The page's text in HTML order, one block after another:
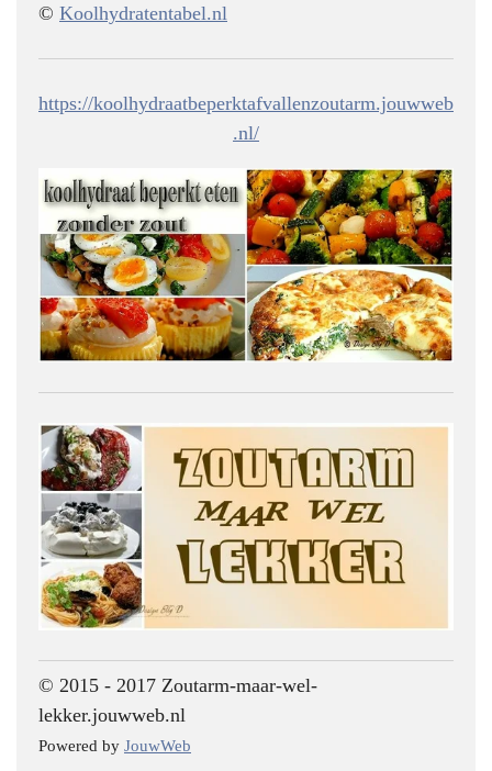
© Koolhydratentabel.nl
https://koolhydraatbeperktafvallenzoutarm.jouwweb
.nl/
© 2015 - 2017 Zoutarm-maar-wel-
lekker.jouwweb.nl
Powered by JouwWeb